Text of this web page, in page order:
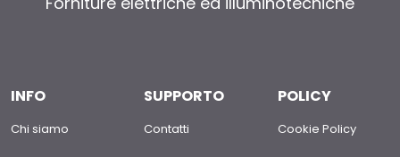
INFO
Chi siamo
SUPPORTO
Contatti
POLICY
Cookie Policy